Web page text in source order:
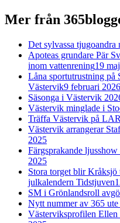
Mer från
Det sylvassa tjugoandra
Apoteas grundare Pär
inom vattenrening19
Låna sportutrustning
Västervik9 februari 2026
Säsonga i Västervik
Västervik minglade i
Träffa Västervik på
Västervik arrangerar
2025
Färgsprakande
2025
Stora torget blir
julkalendern Tidstjuven
SM i Grönlandsroll
Nytt nummer av 365 ute
Västerviksprofilen